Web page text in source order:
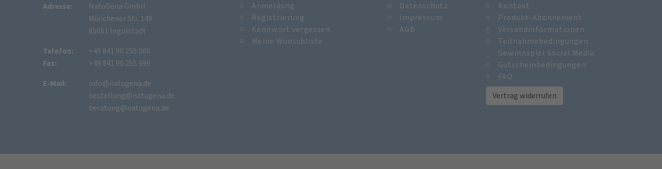
Adresse:
NatuGena GmbH
Münchener Str. 149
85051 Ingolstadt
Telefon:
Fax:
+49 841 90 255 000
+49 841 90 255 999
E-Mail:
info@natugena.de
bestellung@natugena.de
beratung@natugena.de
Anmeldung
Registrierung
Kennwort vergessen
Meine Wunschliste
Datenschutz
Impressum
AGB
Kontakt
Produkt-Abonnement
Versandinformationen
Teilnahmebedingungen
Gewinnspiel Social Media
Gutscheinbedingungen
FAQ
Vertrag widerrufen